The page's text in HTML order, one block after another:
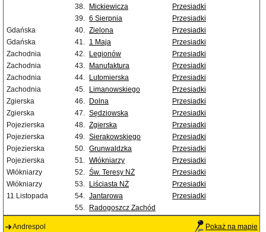
38.
Mickiewicza
Przesiadki
39. 6 Sierpnia
Przesiadki
Gdańska
40. Zielona
Przesiadki
Gdańska
41. 1 Maja
Przesiadki
Zachodnia
42. Legionów
Przesiadki
Zachodnia
43. Manufaktura
Przesiadki
Zachodnia
44. Lutomierska
Przesiadki
Zachodnia
45. Limanowskiego
Przesiadki
Zgierska
46. Dolna
Przesiadki
Zgierska
47. Sędziowska
Przesiadki
Pojezierska
48. Zgierska
Przesiadki
Pojezierska
49. Sierakowskiego
Przesiadki
Pojezierska
50. Grunwaldzka
Przesiadki
Pojezierska
51. Włókniarzy
Przesiadki
Włókniarzy
52. Św. Teresy NŻ
Przesiadki
Włókniarzy
53. Liściasta NŻ
Przesiadki
11 Listopada
54. Jantarowa
Przesiadki
55.
Radogoszcz Zachód
Andrespol Pokaż na mapie